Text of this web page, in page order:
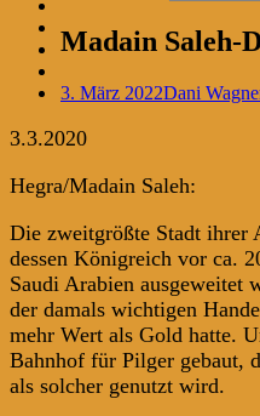
Madain Saleh-
3. März 2022Dani
3.3.2020
Hegra/Madain Saleh:
Die zweitgrößte Stadt ihrer
dessen Königreich vor ca.
Saudi Arabien ausgeweitet
der damals wichtigen
mehr Wert als Gold hatte.
Bahnhof für Pilger gebaut,
als solcher genutzt wird.